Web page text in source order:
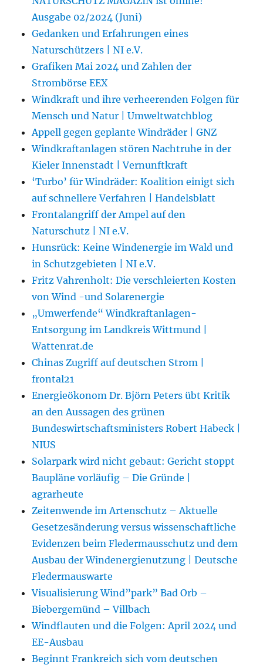
Ausgabe 02/2024 (Juni)
Gedanken und Erfahrungen eines
Naturschützers | NI e.V.
Grafiken Mai 2024 und Zahlen der
Strombörse EEX
Windkraft und ihre verheerenden Folgen für
Mensch und Natur | Umweltwatchblog
Appell gegen geplante Windräder | GNZ
Windkraftanlagen stören Nachtruhe in der
Kieler Innenstadt | Vernunftkraft
‘Turbo’ für Windräder: Koalition einigt sich
auf schnellere Verfahren | Handelsblatt
Frontalangriff der Ampel auf den
Naturschutz | NI e.V.
Hunsrück: Keine Windenergie im Wald und
in Schutzgebieten | NI e.V.
Fritz Vahrenholt: Die verschleierten Kosten
von Wind -und Solarenergie
„Umwerfende“ Windkraftanlagen-
Entsorgung im Landkreis Wittmund |
Wattenrat.de
Chinas Zugriff auf deutschen Strom |
frontal21
Energieökonom Dr. Björn Peters übt Kritik
an den Aussagen des grünen
Bundeswirtschaftsministers Robert Habeck |
NIUS
Solarpark wird nicht gebaut: Gericht stoppt
Baupläne vorläufig – Die Gründe |
agrarheute
Zeitenwende im Artenschutz – Aktuelle
Gesetzesänderung versus wissenschaftliche
Evidenzen beim Fledermausschutz und dem
Ausbau der Windenergienutzung | Deutsche
Fledermauswarte
Visualisierung Wind”park” Bad Orb –
Biebergemünd – Villbach
Windflauten und die Folgen: April 2024 und
EE-Ausbau
Beginnt Frankreich sich vom deutschen